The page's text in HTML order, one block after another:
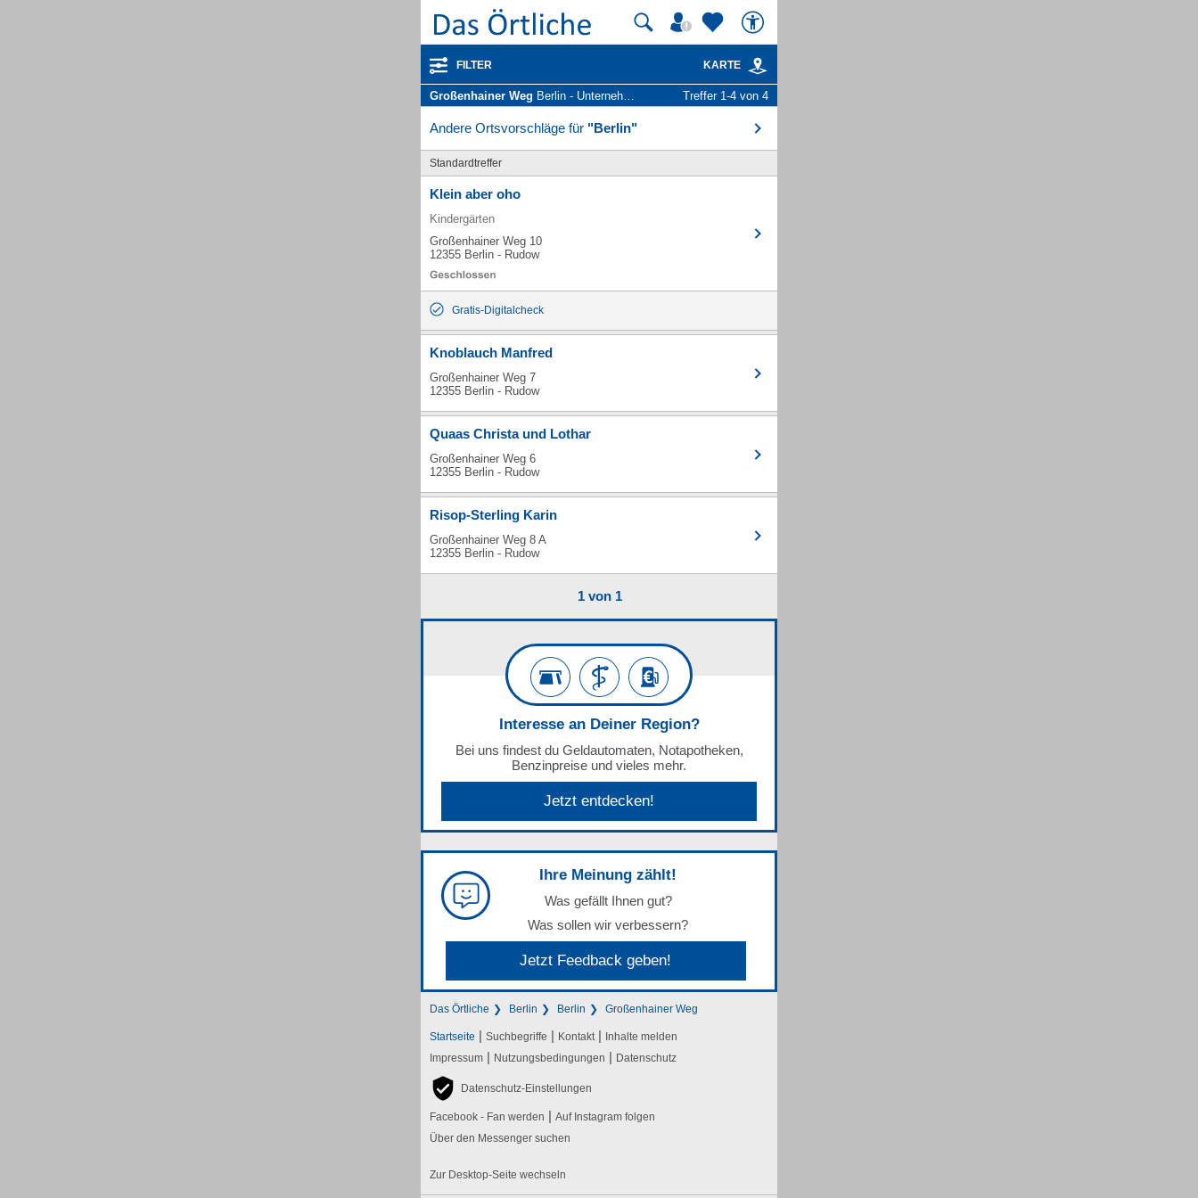
FILTER KARTE
Großenhainer Weg Berlin - Unternehmen und Personen Treffer 1-4 von 4
Andere Ortsvorschläge für "Berlin"
Standardtreffer
Klein aber oho
Kindergärten
Großenhainer Weg 10
12355 Berlin - Rudow
Gratis-Digitalcheck
Knoblauch Manfred
Großenhainer Weg 7
12355 Berlin - Rudow
Quaas Christa und Lothar
Großenhainer Weg 6
12355 Berlin - Rudow
Risop-Sterling Karin
Großenhainer Weg 8 A
12355 Berlin - Rudow
1 von 1
Interesse an Deiner Region?
Bei uns findest du Geldautomaten, Notapotheken,
Benzinpreise und vieles mehr.
Jetzt entdecken!
Ihre Meinung zählt!
Was gefällt Ihnen gut?
Was sollen wir verbessern?
Jetzt Feedback geben!
Das Örtliche Berlin Berlin Großenhainer Weg
Startseite | Suchbegriffe | Kontakt | Inhalte melden
Impressum | Nutzungsbedingungen | Datenschutz
Datenschutz-Einstellungen
Facebook - Fan werden | Auf Instagram folgen
Über den Messenger suchen
Zur Desktop-Seite wechseln